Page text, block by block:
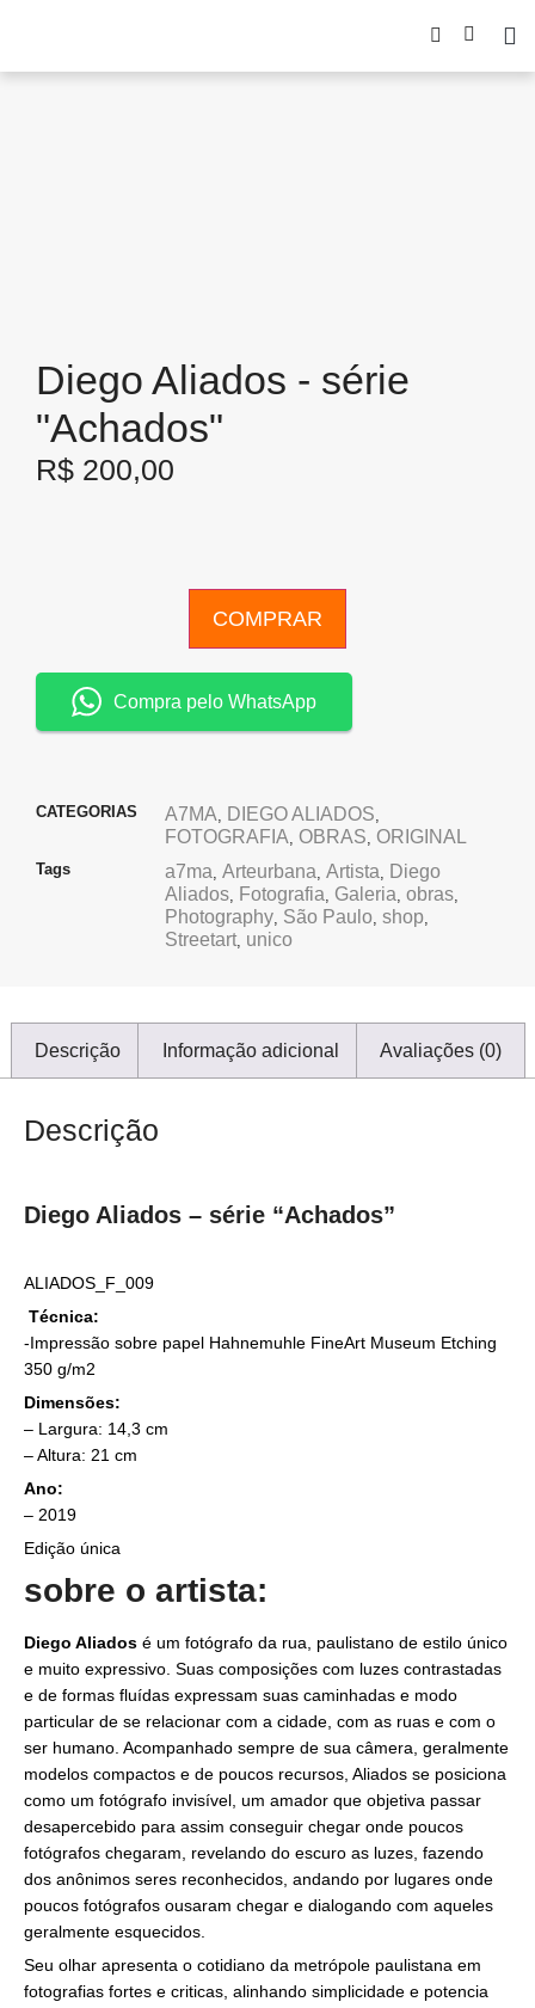
Diego Aliados - série
"Achados"
R$ 200,00
COMPRAR
Compra pelo WhatsApp
CATEGORIAS A7MA, DIEGO ALIADOS,
FOTOGRAFIA, OBRAS, ORIGINAL
Tags a7ma, Arteurbana, Artista, Diego
Aliados, Fotografia, Galeria, obras,
Photography, São Paulo, shop,
Streetart, unico
Descrição Informação adicional Avaliações (0)
Descrição
Diego Aliados – série “Achados”
ALIADOS_F_009
Técnica:
-Impressão sobre papel Hahnemuhle FineArt Museum Etching
350 g/m2
Dimensões:
– Largura: 14,3 cm
– Altura: 21 cm
Ano:
– 2019
Edição única
sobre o artista:
Diego Aliados é um fotógrafo da rua, paulistano de estilo único
e muito expressivo. Suas composições com luzes contrastadas
e de formas fluídas expressam suas caminhadas e modo
particular de se relacionar com a cidade, com as ruas e com o
ser humano. Acompanhado sempre de sua câmera, geralmente
modelos compactos e de poucos recursos, Aliados se posiciona
como um fotógrafo invisível, um amador que objetiva passar
desapercebido para assim conseguir chegar onde poucos
fotógrafos chegaram, revelando do escuro as luzes, fazendo
dos anônimos seres reconhecidos, andando por lugares onde
poucos fotógrafos ousaram chegar e dialogando com aqueles
geralmente esquecidos.
Seu olhar apresenta o cotidiano da metrópole paulistana em
fotografias fortes e criticas, alinhando simplicidade e potencia